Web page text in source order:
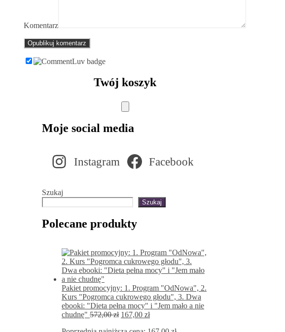
Komentarz
Twój koszyk
Moje social media
Instagram Facebook
Szukaj
Szukaj
Polecane produkty
Pakiet promocyjny: 1. Program "OdNowa", 2.
Kurs "Pogromca cukrowego głodu", 3. Dwa
ebooki: "Dieta pełna mocy" i "Jem mało a nie
chudnę" 572,00zł Pierwotna
167,00 złAktualna